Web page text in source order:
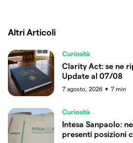
Altri Articoli
Curiosità
Clarity Act: se ne
Update al 07/08
7 agosto, 2026 ● 7 min
Curiosità
Intesa Sanpaolo:
presenti posizioni